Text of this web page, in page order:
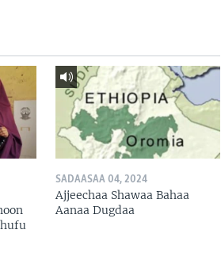
SADAASAA 04, 2024
Ajjeechaa Shawaa Bahaa
Aanaa Dugdaa